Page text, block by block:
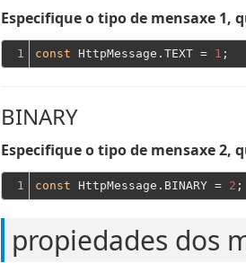
Especifique o tipo de mensaxe 1,
1 const HttpMessage.TEXT = 1
BINARY
Especifique o tipo de mensaxe
1 const HttpMessage.BINARY = 2
propiedades dos